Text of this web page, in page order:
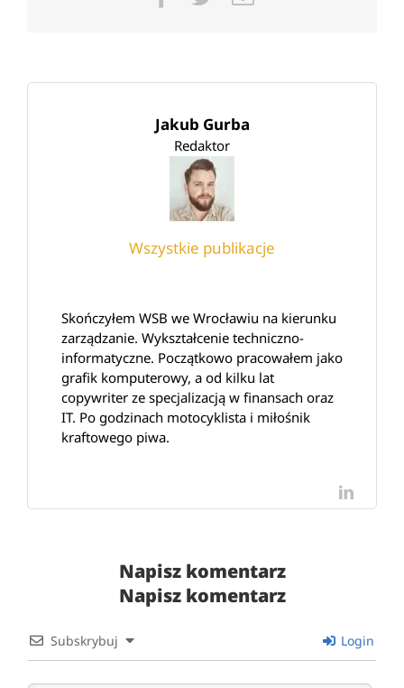
Jakub Gurba
Redaktor
Wszystkie publikacje
Skończyłem WSB we Wrocławiu na kierunku
zarządzanie. Wykształcenie techniczno-
informatyczne. Początkowo pracowałem jako
grafik komputerowy, a od kilku lat
copywriter ze specjalizacją w finansach oraz
IT. Po godzinach motocyklista i miłośnik
kraftowego piwa.
LinkedIn
Napisz komentarz
Napisz komentarz
Subskrybuj Login